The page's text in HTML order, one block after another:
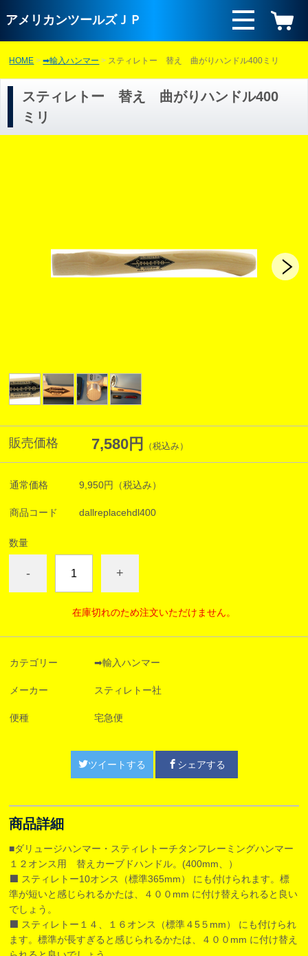
アメリカンツールズＪＰ
HOME ➡輸入ハンマー スティレトー 替え 曲がりハンドル400ミリ
スティレトー 替え 曲がりハンドル400
ミリ
販売価格 7,580円 （税込み）
通常価格 9,950円 （税込み）
商品コード dallreplacehdl400
数量
- +
在庫切れのため注文いただけません。
カテゴリー ➡輸入ハンマー
メーカー スティレトー社
便種 宅急便
ツイートする シェアする
商品詳細
■ダリュージハンマー・スティレトーチタンフレーミングハンマー
１２オンス用 替えカーブドハンドル。(400mm、）
⬛️ スティレトー10オンス（標準365mm） にも付けられます。標
準が短いと感じられるかたは、４００mm に付け替えられると良い
でしょう。
⬛️ スティレトー１４、１６オンス（標準４5５mm） にも付けられ
ます。標準が長すぎると感じられるかたは、４００mm に付け替え